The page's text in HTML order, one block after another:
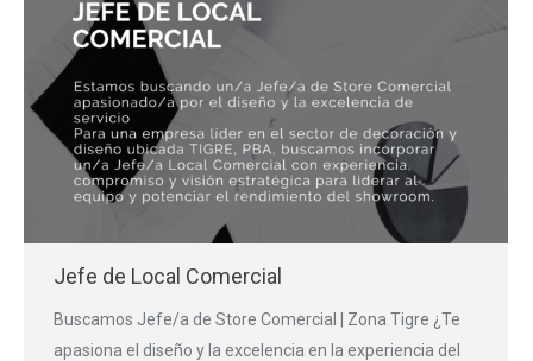
Jefe de Local Comercial
Buscamos Jefe/a de Store Comercial | Zona Tigre ¿Te
apasiona el diseño y la excelencia en la experiencia del